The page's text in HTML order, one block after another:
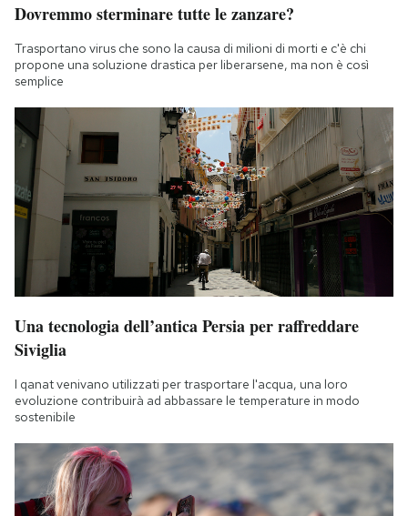
Dovremmo sterminare tutte le zanzare?
Trasportano virus che sono la causa di milioni di morti e c'è chi
propone una soluzione drastica per liberarsene, ma non è così
semplice
Una tecnologia dell’antica Persia per raffreddare
Siviglia
I qanat venivano utilizzati per trasportare l'acqua, una loro
evoluzione contribuirà ad abbassare le temperature in modo
sostenibile